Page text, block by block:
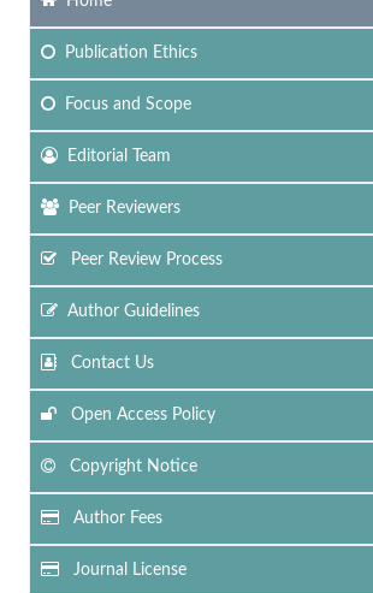
Publication Ethics
Focusand Scope
Editorial Team
Peer Reviewers
Peer Review Process
Author Guidelines
Contact Us
Open Access Policy
Copyright Notice
Author Fees
Journal License